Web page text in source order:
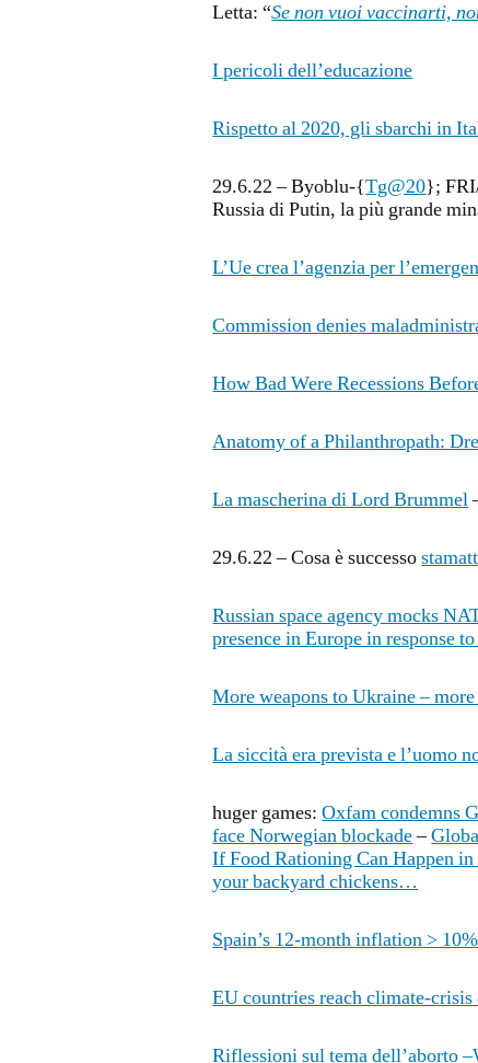
Letta: “Se non vuoi vaccinarti,
I pericoli dell’educazione
Rispetto al 2020, gli sbarchi in
29.6.22 – Byoblu-{Tg@20};
Russia di Putin, la più grande
L’Ue crea l’agenzia per
Commission denies
How Bad Were Recessions
Anatomy of a Philanthropath:
La mascherina di Lord Brummel
29.6.22 – Cosa è successo
Russian space agency mocks
presence in Europe in response
More weapons to Ukraine –
La siccità era prevista e l’uomo
huger games:Oxfam condemns
face Norwegian blockade–
If Food Rationing Can Happen
your backyard chickens…
Spain’s 12-month inflation >
EU countries reach climate-
Riflessioni sul tema dell’aborto